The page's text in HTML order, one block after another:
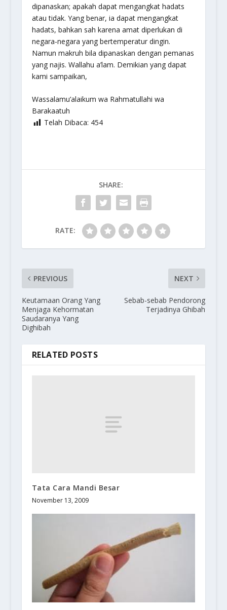
dipanaskan; apakah dapat mengangkat hadats
atau tidak. Yang benar, ia dapat mengangkat
hadats, bahkan sah karena amat diperlukan di
negara-negara yang bertemperatur dingin.
Namun makruh bila dipanaskan dengan pemanas
yang najis. Wallahu a’lam. Demikian yang dapat
kami sampaikan,
Wassalamu’alaikum wa Rahmatullahi wa
Barakaatuh
Telah Dibaca: 454
SHARE:
RATE:
PREVIOUS
Keutamaan Orang Yang
Menjaga Kehormatan
Saudaranya Yang
Dighibah
NEXT
Sebab-sebab Pendorong
Terjadinya Ghibah
RELATED POSTS
Tata Cara Mandi Besar
November 13, 2009